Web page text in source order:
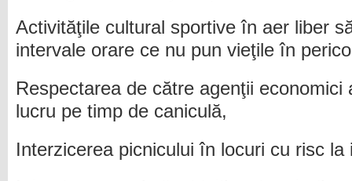
Activităţile cultural sportive în aer liber
intervale orare ce nu pun vieţile în
Respectarea de către agenţii economici
lucru pe timp de caniculă,
Interzicerea picnicului în locuri cu risc la